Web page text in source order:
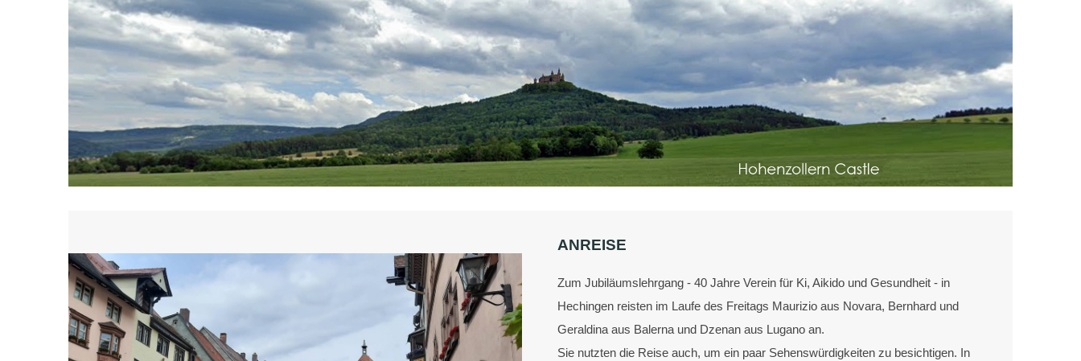
ANREISE
Zum Jubiläumslehrgang - 40 Jahre Verein für Ki, Aikido und Gesundheit - in
Hechingen reisten im Laufe des Freitags Maurizio aus Novara, Bernhard und
Geraldina aus Balerna und Dzenan aus Lugano an.
Sie nutzten die Reise auch, um ein paar Sehenswürdigkeiten zu besichtigen. In